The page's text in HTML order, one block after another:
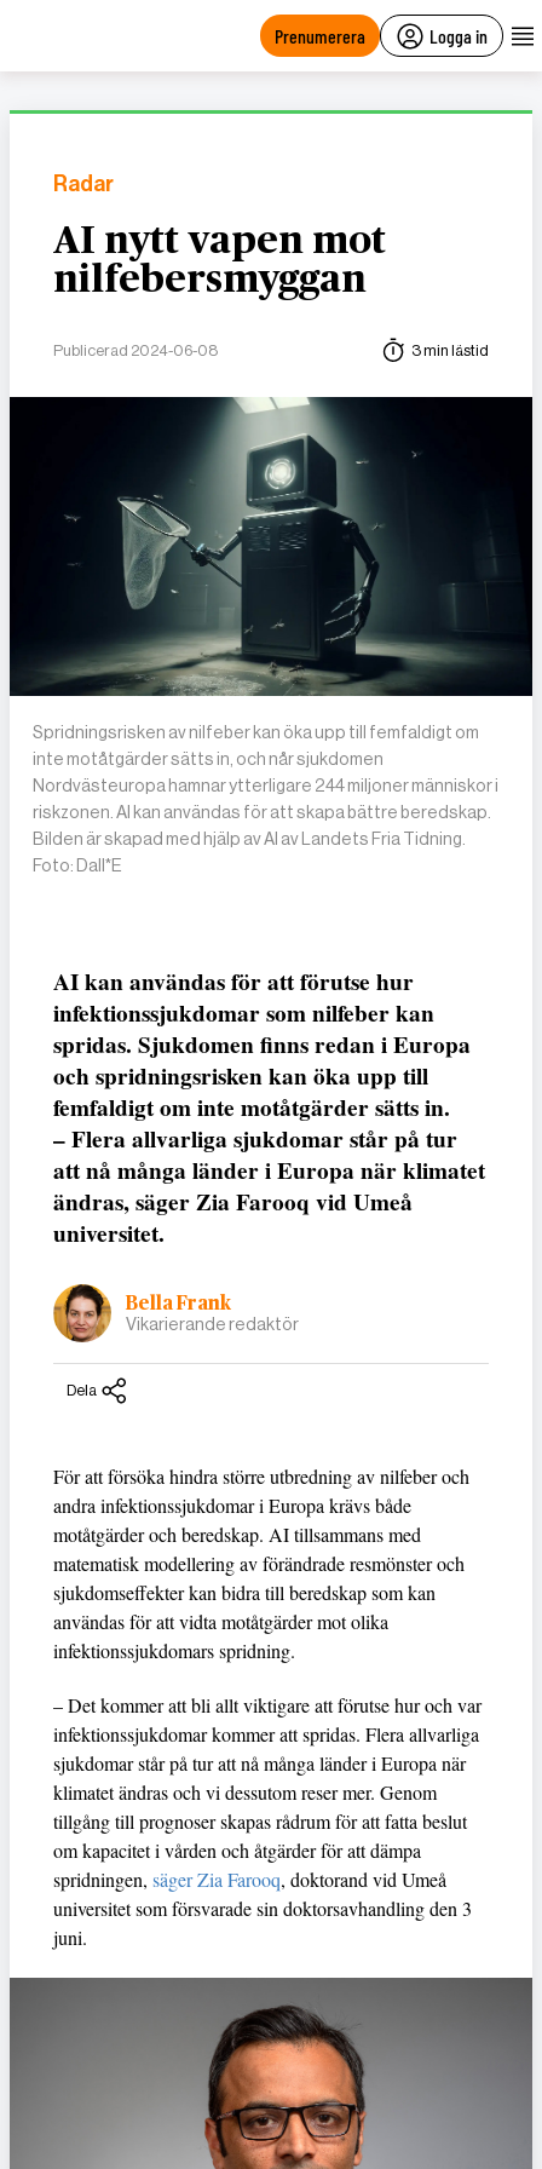
Prenumerera Logga in
Radar
AI nytt vapen mot
nilfebersmyggan
Publicerad 2024-06-08 3 min lästid
Spridningsrisken av nilfeber kan öka upp till femfaldigt om
inte motåtgärder sätts in, och når sjukdomen
Nordvästeuropa hamnar ytterligare 244 miljoner människor i
riskzonen. AI kan användas för att skapa bättre beredskap.
Bilden är skapad med hjälp av AI av Landets Fria Tidning.
Foto: Dall*E
AI kan användas för att förutse hur
infektionssjukdomar som nilfeber kan
spridas. Sjukdomen finns redan i Europa
och spridningsrisken kan öka upp till
femfaldigt om inte motåtgärder sätts in.
– Flera allvarliga sjukdomar står på tur
att nå många länder i Europa när klimatet
ändras, säger Zia Farooq vid Umeå
universitet.
Bella Frank
Vikarierande redaktör
Dela
För att försöka hindra större utbredning av nilfeber och
andra infektionssjukdomar i Europa krävs både
motåtgärder och beredskap. AI tillsammans med
matematisk modellering av förändrade resmönster och
sjukdomseffekter kan bidra till beredskap som kan
användas för att vidta motåtgärder mot olika
infektionssjukdomars spridning.
– Det kommer att bli allt viktigare att förutse hur och var
infektionssjukdomar kommer att spridas. Flera allvarliga
sjukdomar står på tur att nå många länder i Europa när
klimatet ändras och vi dessutom reser mer. Genom
tillgång till prognoser skapas rådrum för att fatta beslut
om kapacitet i vården och åtgärder för att dämpa
spridningen, säger Zia Farooq, doktorand vid Umeå
universitet som försvarade sin doktorsavhandling den 3
juni.